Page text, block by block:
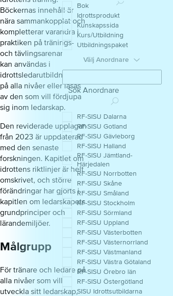
Böckernas innehåll är
nära sammankopplat och
kompletterar varandra i
praktiken på tränings-
och tävlingsarenan. Den
kan användas i
idrottsledarutbildningar
på alla nivåer eller läsas
av den som vill fördjupa
sig inom ledarskap.
Den reviderade upplagan
från 2023 är uppdaterad
med den senaste
forskningen. Kapitlet om
idrottens riktlinjer är helt
omskrivet, och större
förändringar har gjorts i
kapitlen om ledarskapets
grundprinciper och
lärandemiljöer.
Målgrupp
För tränare och ledare på
alla nivåer som vill
utveckla sitt ledarskap,
Bok
Idrottsprodukt
Kunskapssida
Kurs/Utbildning
Utbildningspaket
Välj Anordnare
Sök Anordnare
RF-SISU Dalarna
RF-SISU Gotland
RF-SISU Gävleborg
RF-SISU Halland
RF-SISU Jämtland-
Härjedalen
RF-SISU Norrbotten
RF-SISU Skåne
RF-SISU Småland
RF-SISU Stockholm
RF-SISU Sörmland
RF-SISU Uppland
RF-SISU Västerbotten
RF-SISU Västernorrland
RF-SISU Västmanland
RF-SISU Västra Götaland
RF-SISU Örebro län
RF-SISU Östergötland
SISU Idrottsutbildarna